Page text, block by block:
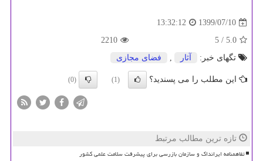
1399/07/10
13:32:12
5.0
/ 5
2210
تگهای خبر:
آثار , فضای مجازی
این مطلب را می پسندید؟ (1)
(0)
تازه ترین مطالب مرتبط
تفاهمنامه ایرانداک و سازمان بازرسی برای پیشرفت سلامت علمی کشور